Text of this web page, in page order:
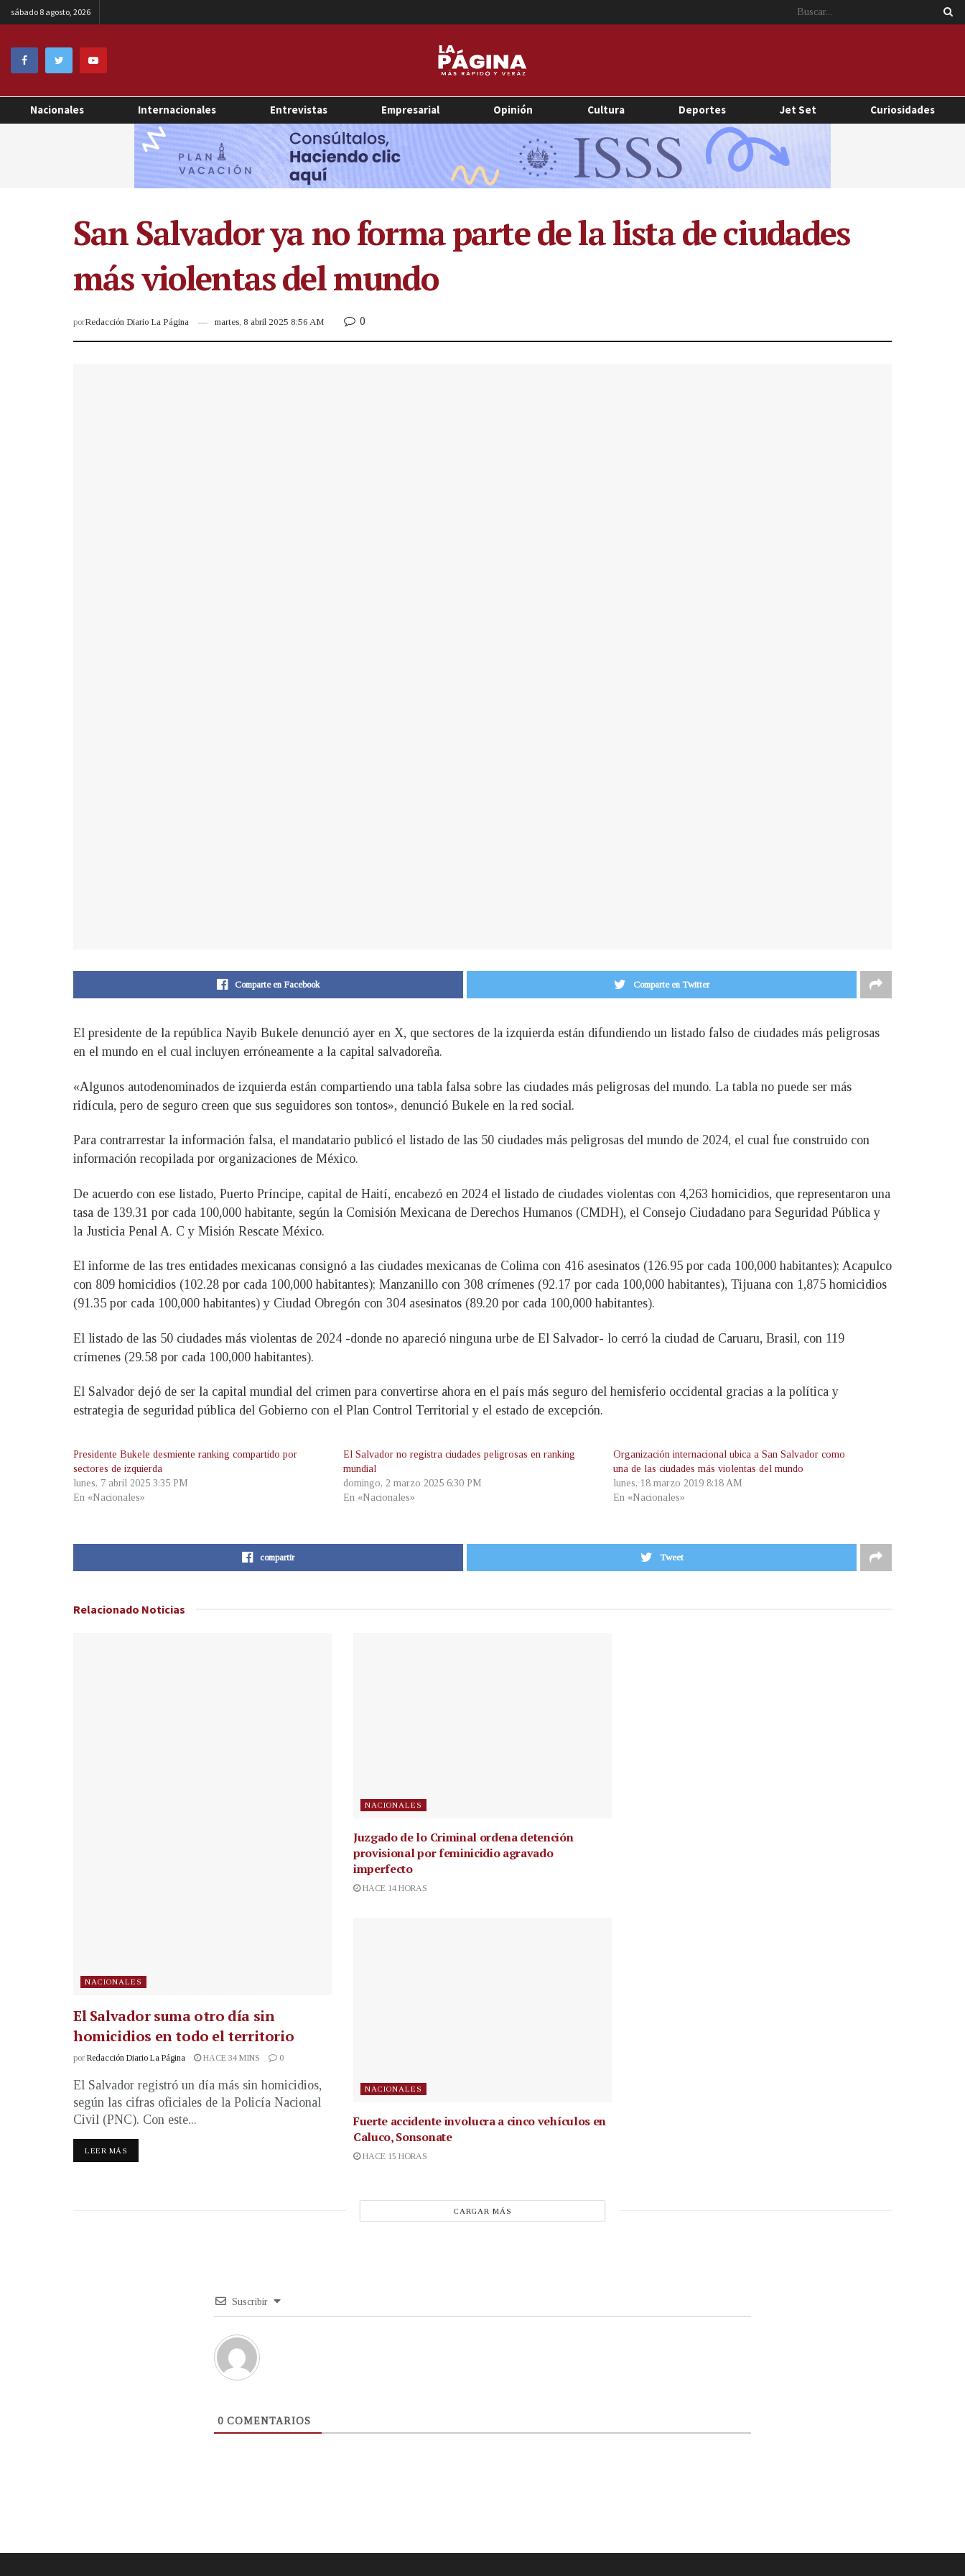
sábado 8 agosto, 2026
Nacionales Internacionales Entrevistas Empresarial Opinión Cultura Deportes Jet Set Curiosidades
San Salvador ya no forma parte de la lista de ciudades
más violentas del mundo
porRedacción Diario La Página martes, 8 abril 2025 8:56 AM 0
Comparte en Facebook Comparte en Twitter
El presidente de la república Nayib Bukele denunció ayer en X, que sectores de la izquierda están difundiendo un listado falso de ciudades más peligrosas
en el mundo en el cual incluyen erróneamente a la capital salvadoreña.
«Algunos autodenominados de izquierda están compartiendo una tabla falsa sobre las ciudades más peligrosas del mundo. La tabla no puede ser más
ridícula, pero de seguro creen que sus seguidores son tontos», denunció Bukele en la red social.
Para contrarrestar la información falsa, el mandatario publicó el listado de las 50 ciudades más peligrosas del mundo de 2024, el cual fue construido con
información recopilada por organizaciones de México.
De acuerdo con ese listado, Puerto Príncipe, capital de Haití, encabezó en 2024 el listado de ciudades violentas con 4,263 homicidios, que representaron una
tasa de 139.31 por cada 100,000 habitante, según la Comisión Mexicana de Derechos Humanos (CMDH), el Consejo Ciudadano para Seguridad Pública y
la Justicia Penal A. C y Misión Rescate México.
El informe de las tres entidades mexicanas consignó a las ciudades mexicanas de Colima con 416 asesinatos (126.95 por cada 100,000 habitantes); Acapulco
con 809 homicidios (102.28 por cada 100,000 habitantes); Manzanillo con 308 crímenes (92.17 por cada 100,000 habitantes), Tijuana con 1,875 homicidios
(91.35 por cada 100,000 habitantes) y Ciudad Obregón con 304 asesinatos (89.20 por cada 100,000 habitantes).
El listado de las 50 ciudades más violentas de 2024 -donde no apareció ninguna urbe de El Salvador- lo cerró la ciudad de Caruaru, Brasil, con 119
crímenes (29.58 por cada 100,000 habitantes).
El Salvador dejó de ser la capital mundial del crimen para convertirse ahora en el país más seguro del hemisferio occidental gracias a la política y
estrategia de seguridad pública del Gobierno con el Plan Control Territorial y el estado de excepción.
Presidente Bukele desmiente ranking compartido por
sectores de izquierda
lunes, 7 abril 2025 3:35 PM
En «Nacionales»
El Salvador no registra ciudades peligrosas en ranking
mundial
domingo, 2 marzo 2025 6:30 PM
En «Nacionales»
Organización internacional ubica a San Salvador como
una de las ciudades más violentas del mundo
lunes, 18 marzo 2019 8:18 AM
En «Nacionales»
compartir Tweet
Relacionado Noticias
NACIONALES
El Salvador suma otro día sin
homicidios en todo el territorio
por Redacción Diario La Página HACE 34 MINS 0
El Salvador registró un día más sin homicidios,
según las cifras oficiales de la Policía Nacional
Civil (PNC). Con este...
LEER MÁS
NACIONALES
Juzgado de lo Criminal ordena detención
provisional por feminicidio agravado
imperfecto
HACE 14 HORAS
NACIONALES
Fuerte accidente involucra a cinco vehículos en
Caluco, Sonsonate
HACE 15 HORAS
CARGAR MÁS
Suscribir
0 COMENTARIOS